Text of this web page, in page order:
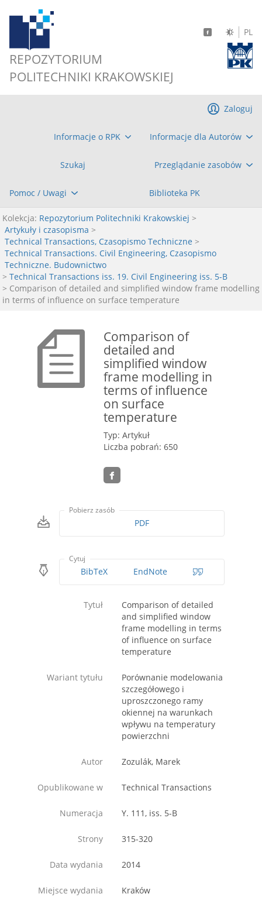
REPOZYTORIUM
POLITECHNIKI KRAKOWSKIEJ
PL
Informacje o RPK Informacje dla Autorów
Szukaj Przeglądanie zasobów
Pomoc / Uwagi Biblioteka PK
Zaloguj
Kolekcja: Repozytorium Politechniki Krakowskiej >
Artykuły i czasopisma >
Technical Transactions, Czasopismo Techniczne >
Technical Transactions. Civil Engineering, Czasopismo
Techniczne. Budownictwo
> Technical Transactions iss. 19. Civil Engineering iss. 5-B
> Comparison of detailed and simplified window frame modelling
in terms of influence on surface temperature
Comparison of
detailed and
simplified window
frame modelling in
terms of influence
on surface
temperature
Typ: Artykuł
Liczba pobrań: 650
Pobierz zasób
PDF
Cytuj
BibTeX EndNote
Tytuł
Comparison of detailed
and simplified window
frame modelling in terms
of influence on surface
temperature
Wariant tytułu
Porównanie modelowania
szczegółowego i
uproszczonego ramy
okiennej na warunkach
wpływu na temperatury
powierzchni
Autor Zozulák, Marek
Opublikowane w Technical Transactions
Numeracja Y. 111, iss. 5-B
Strony 315-320
Data wydania 2014
Miejsce wydania Kraków